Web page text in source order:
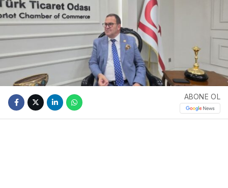
ABONE OL